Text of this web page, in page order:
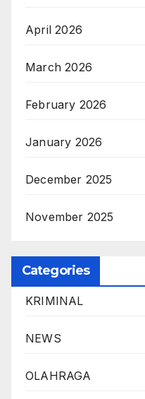
April 2026
March 2026
February 2026
January 2026
December 2025
November 2025
Categories
KRIMINAL
NEWS
OLAHRAGA